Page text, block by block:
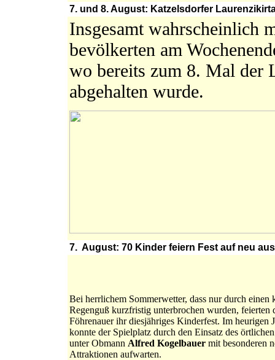
7. und 8. August: Katzelsdorfer
Insgesamt wahrscheinlich
bevölkerten am
wo bereits zum 8. Mal der
abgehalten wurde.
7. August: 70 Kinder feiern Fest auf neu
Bei herrlichem Sommerwetter, dass nur durch einen
Regenguß kurzfristig unterbrochen wurden, feierten
Föhrenauer ihr diesjähriges Kinderfest. Im heurigen
konnte der Spielplatz durch den Einsatz des
unter Obmann Alfred Kogelbauer mit besonderen
Attraktionen aufwarten.